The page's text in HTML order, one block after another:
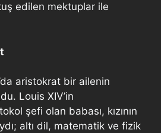
edilen mektuplar ile
aristokrat bir ailenin
Louis XIV’in
şefi olan babası, kızının
altı dil, matematik ve fizik